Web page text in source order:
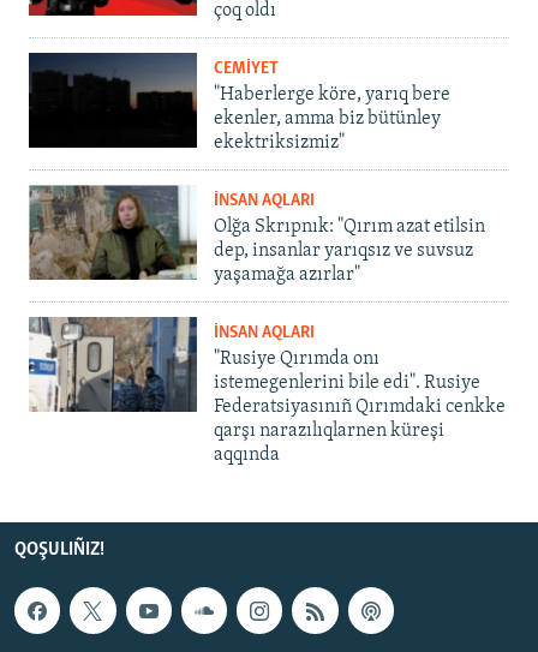
çoq oldı
CEMİYET
"Haberlerge köre, yarıq bere
ekenler, amma biz bütünley
ekektriksizmiz"
İNSAN AQLARI
Olğa Skrıpnık: "Qırım azat etilsin
dep, insanlar yarıqsız ve suvsuz
yaşamağa azırlar"
İNSAN AQLARI
"Rusiye Qırımda onı
istemegenlerini bile edi". Rusiye
Federatsiyasınıñ Qırımdaki cenkke
qarşı narazılıqlarnen küreşi
aqqında
QOŞULIÑIZ!